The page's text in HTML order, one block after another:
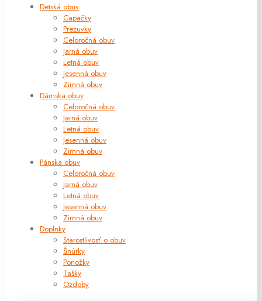
Detská obuv
Capačky
Prezuvky
Celoročná obuv
Jarná obuv
Letná obuv
Jesenná obuv
Zimná obuv
Dámska obuv
Celoročná obuv
Jarná obuv
Letná obuv
Jesenná obuv
Zimná obuv
Pánska obuv
Celoročná obuv
Jarná obuv
Letná obuv
Jesenná obuv
Zimná obuv
Doplnky
Starostlivosť o obuv
Šnúrky
Ponožky
Tašky
Ozdoby